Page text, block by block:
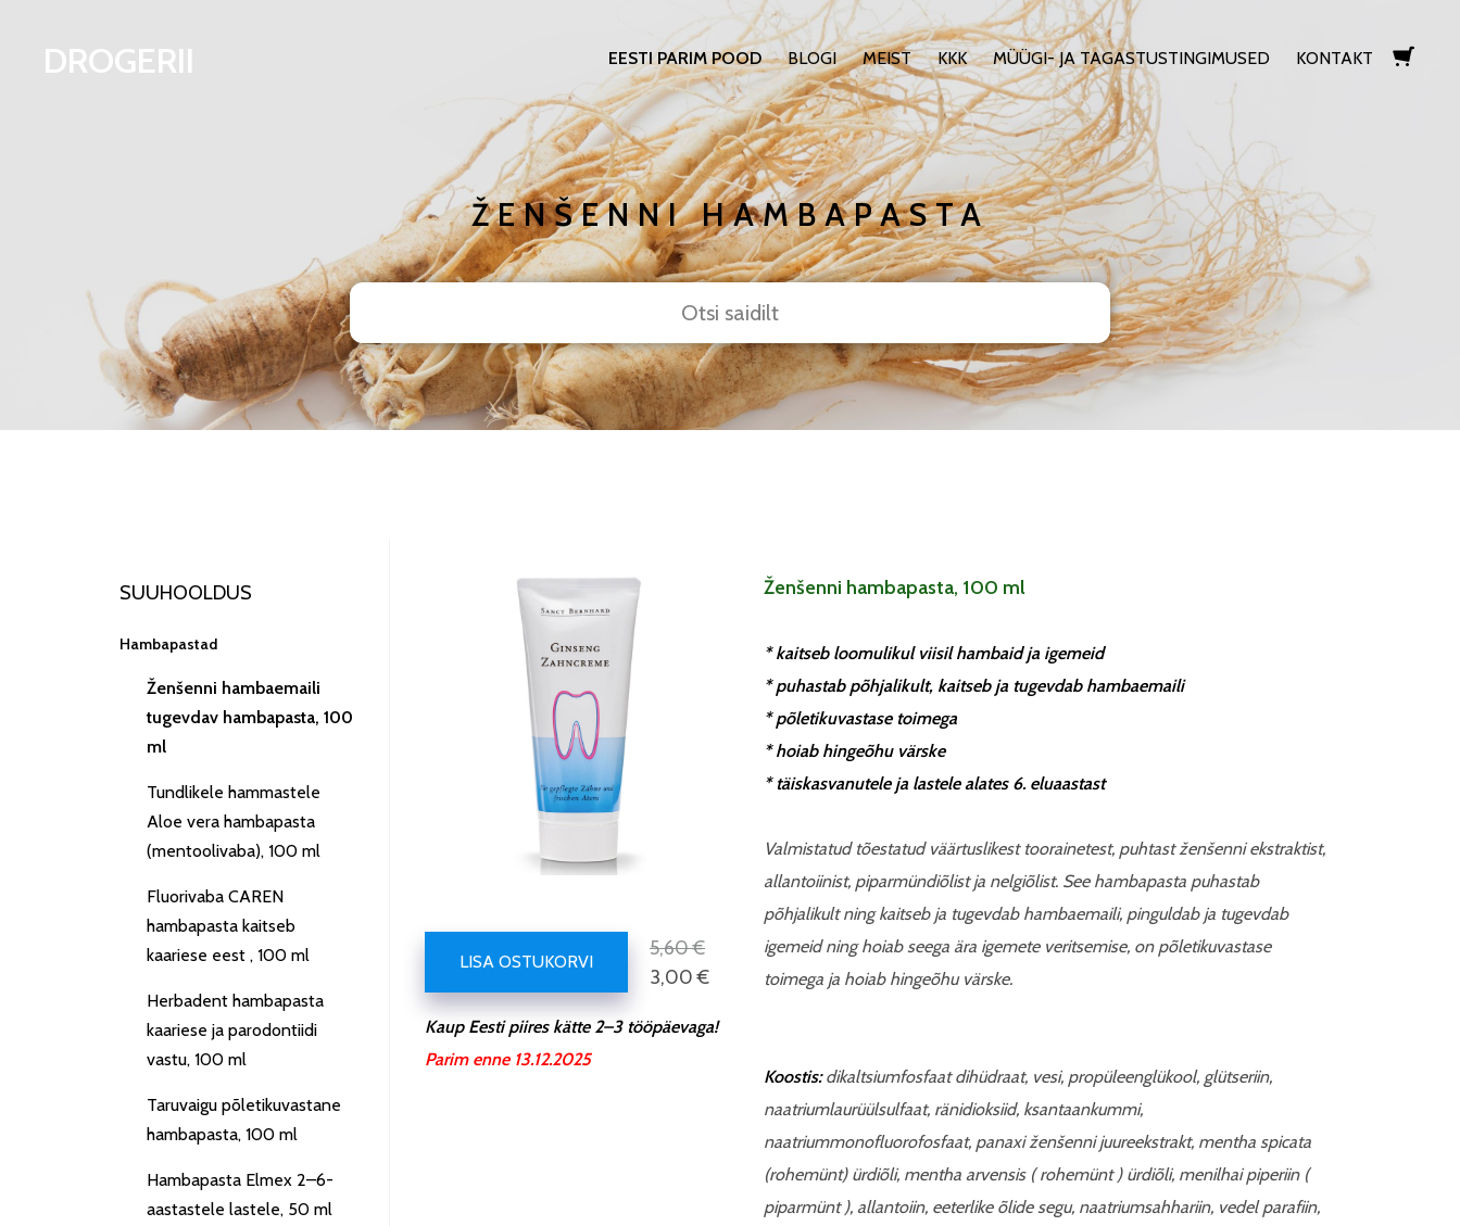
lisati ostukorvi. Vaata ostukorvi
DROGERII EESTI PARIM POOD BLOGI MEIST KKK MÜÜGI- JA TAGASTUSTINGIMUSED KONTAKT
ŽENŠENNI HAMBAPASTA
SUUHOOLDUS
Hambapastad
Ženšenni hambaemaili
tugevdav hambapasta, 100
ml
Tundlikele hammastele
Aloe vera hambapasta
(mentoolivaba), 100 ml
Fluorivaba CAREN
hambapasta kaitseb
kaariese eest , 100 ml
Herbadent hambapasta
kaariese ja parodontiidi
vastu, 100 ml
Taruvaigu põletikuvastane
hambapasta, 100 ml
Hambapasta Elmex 2–6-
aastastele lastele, 50 ml
LISA OSTUKORVI
5,60 €
3,00 €
Kaup Eesti piires kätte 2–3 tööpäevaga!
Parim enne 13.12.2025
Ženšenni hambapasta, 100 ml
* kaitseb loomulikul viisil hambaid ja igemeid
* puhastab põhjalikult, kaitseb ja tugevdab hambaemaili
* põletikuvastase toimega
* hoiab hingeõhu värske
* täiskasvanutele ja lastele alates 6. eluaastast
Valmistatud tõestatud väärtuslikest toorainetest, puhtast ženšenni ekstraktist,
allantoiinist, piparmündiõlist ja nelgiõlist. See hambapasta puhastab
põhjalikult ning kaitseb ja tugevdab hambaemaili, pinguldab ja tugevdab
igemeid ning hoiab seega ära igemete veritsemise, on põletikuvastase
toimega ja hoiab hingeõhu värske.
Koostis:dikaltsiumfosfaat dihüdraat, vesi, propüleenglükool, glütseriin,
naatriumlaurüülsulfaat, ränidioksiid, ksantaankummi,
naatriummonofluorofosfaat, panaxi ženšenni juureekstrakt, mentha spicata
(rohemünt) ürdiõli, mentha arvensis ( rohemünt ) ürdiõli, menilhai piperiin (
piparmünt ), allantoiin, eeterlike õlide segu, naatriumsahhariin, vedel parafiin,